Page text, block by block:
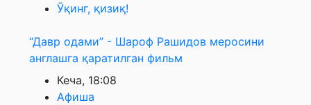
Ўқинг, қизиқ!
“Давр одами” - Шароф Рашидов меросини
англашга қаратилган фильм
Кеча, 18:08
Афиша